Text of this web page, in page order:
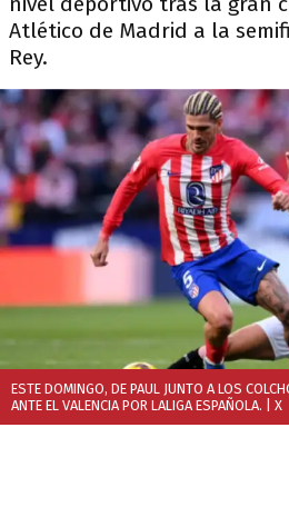
Atlético de Madrid a la
Rey.
ESTE DOMINGO, DE PAUL JUNTO A LOS
ANTE EL VALENCIA POR LALIGA ESPAÑOLA. | X